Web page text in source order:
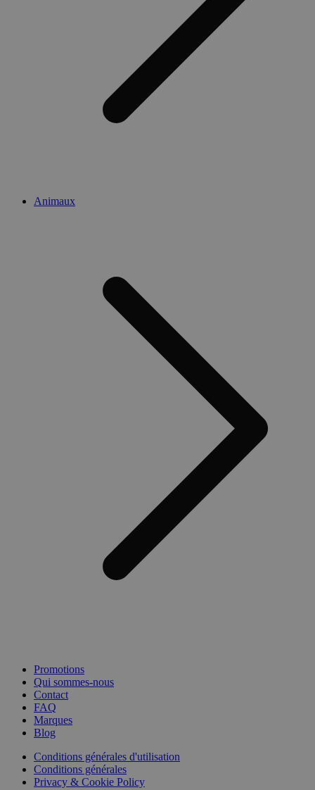
Animaux
Promotions
Qui sommes-nous
Contact
FAQ
Marques
Blog
Conditions générales d'utilisation
Conditions générales
Privacy & Cookie Policy